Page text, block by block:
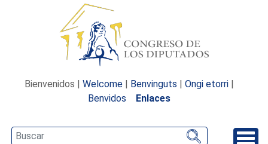
Bienvenidos | Welcome | Benvinguts | Ongi etorri |
Benvidos
Enlaces